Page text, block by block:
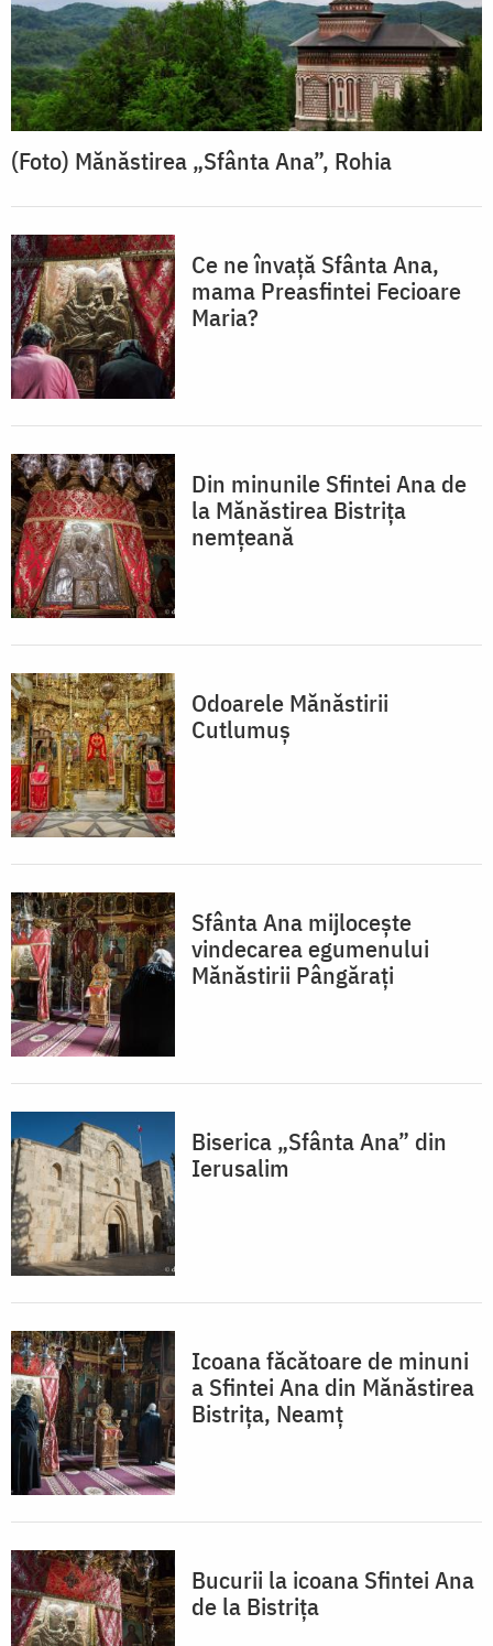
(Foto) Mănăstirea „Sfânta Ana”, Rohia
Ce ne învață Sfânta Ana,
mama Preasfintei Fecioare
Maria?
Din minunile Sfintei Ana de
la Mănăstirea Bistrița
nemțeană
Odoarele Mănăstirii
Cutlumuș
Sfânta Ana mijlocește
vindecarea egumenului
Mănăstirii Pângărați
Biserica „Sfânta Ana” din
Ierusalim
Icoana făcătoare de minuni
a Sfintei Ana din Mănăstirea
Bistrița, Neamț
Bucurii la icoana Sfintei Ana
de la Bistrița